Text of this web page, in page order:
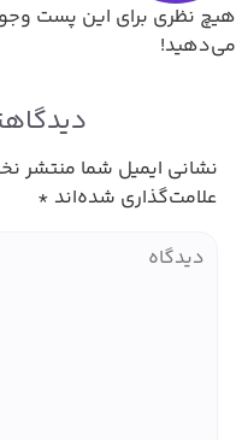
این پست وجود ندارد.
دیدگاهتان را
شما منتشر نخواهد شد.
شده‌اند*